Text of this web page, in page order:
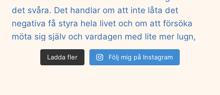
Ladda fler Följ mig på Instagram